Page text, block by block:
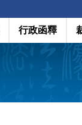
行政函釋